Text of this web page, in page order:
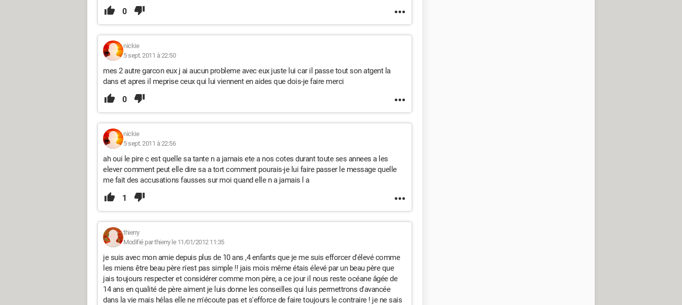
0
nickie
5 sept. 2011 à 22:50
mes 2 autre garcon eux j ai aucun probleme avec eux juste lui car il passe tout son atgent la
dans et apres il meprise ceux qui lui viennent en aides que dois-je faire merci
0
nickie
5 sept. 2011 à 22:56
ah oui le pire c est quelle sa tante n a jamais ete a nos cotes durant toute ses annees a les
elever comment peut elle dire sa a tort comment pourais-je lui faire passer le message quelle
me fait des accusations fausses sur moi quand elle n a jamais l a
1
thierry
Modifié par thierry le 11/01/2012 11:35
je suis avec mon amie depuis plus de 10 ans ,4 enfants que je me suis efforcer d'élevé comme
les miens être beau père n'est pas simple !! jais mois même étais élevé par un beau père que
jais toujours respecter et considérer comme mon père, a ce jour il nous reste océane âgée de
14 ans en qualité de père aiment je luis donne les conseilles qui luis permettrons d'avancée
dans la vie mais hélas elle ne m'écoute pas et s'efforce de faire toujours le contraire ! je ne sais